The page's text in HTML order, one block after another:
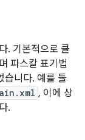
. 기본적으로 클
파스칼 표기법
습니다. 예를 들
, 이에 상
.